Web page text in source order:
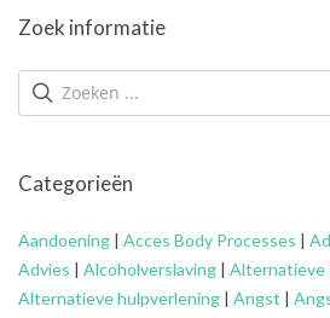
Zoek informatie
Categorieën
Aandoening | Acces Body Processes |
Advies | Alcoholverslaving | Alternatieve
Alternatieve hulpverlening | Angst |